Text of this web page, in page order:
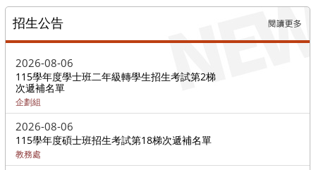
招生公告
2026-08-06
115學年度學士班二年級轉學生招生考試第2梯
次遞補名單
企劃組
2026-08-06
115學年度碩士班招生考試第18梯次遞補名單
教務處
更多招生